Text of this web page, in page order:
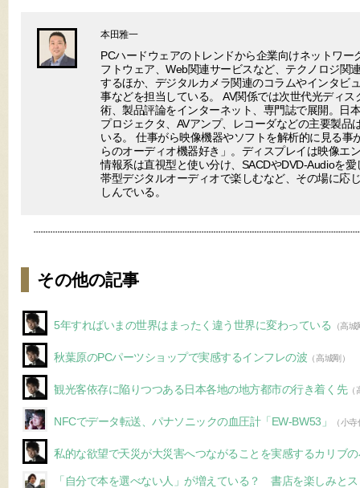
本田雅一
PCハードウェアのトレンドから企業向けネットワー
フトウェア、Web関連サービスなど、テクノロジ関
するほか、デジタルカメラ関連のコラムやインタビ
事などを担当している。 AV関係では次世代光ディ
術、製品評論をインターネット、専門誌で展開。日
プロジェクタ、AVアンプ、レコーダなどの主要製品
いる。 仕事がら映像機器やソフトを解析的に見る事
らのオーディオ機器好き」。ディスプレイは映像エ
情報系は直視型と使い分け、SACDやDVD-Audioを
帯型デジタルオーディオで楽しむなど、その場に応
しんでいる。
その他の記事
5年すればいまの世界はまったく違う世界に変わっている （高
秋葉原のPCパーツショップで実感するインフレの波 （高城剛）
観光客依存に陥りつつある日本各地の地方都市の行き着く先（
NFCでデータ転送、パナソニックの血圧計「EW-BW53」 （小
私的な欲望で天災が大災害へつながることを実感するカリブ
「自分で本を選べない人」が増えている？ 書店を楽しみと